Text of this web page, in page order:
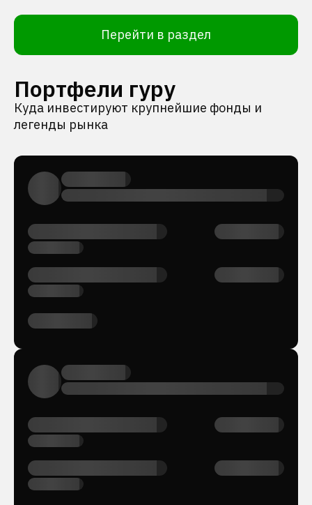
Перейти в раздел
Портфели гуру
Куда инвестируют крупнейшие фонды и
легенды рынка